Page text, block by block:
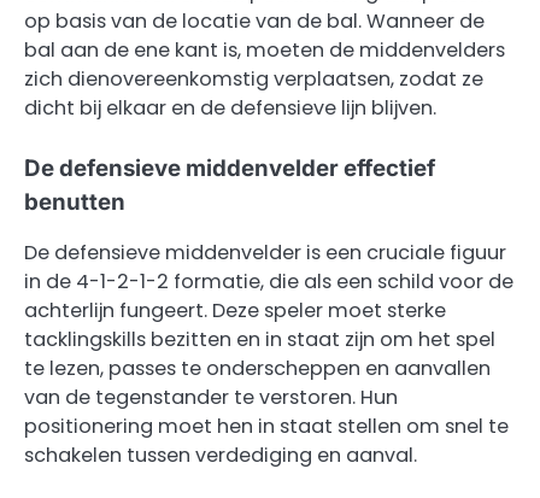
op basis van de locatie van de bal. Wanneer de
bal aan de ene kant is, moeten de middenvelders
zich dienovereenkomstig verplaatsen, zodat ze
dicht bij elkaar en de defensieve lijn blijven.
De defensieve middenvelder effectief
benutten
De defensieve middenvelder is een cruciale figuur
in de 4-1-2-1-2 formatie, die als een schild voor de
achterlijn fungeert. Deze speler moet sterke
tacklingskills bezitten en in staat zijn om het spel
te lezen, passes te onderscheppen en aanvallen
van de tegenstander te verstoren. Hun
positionering moet hen in staat stellen om snel te
schakelen tussen verdediging en aanval.